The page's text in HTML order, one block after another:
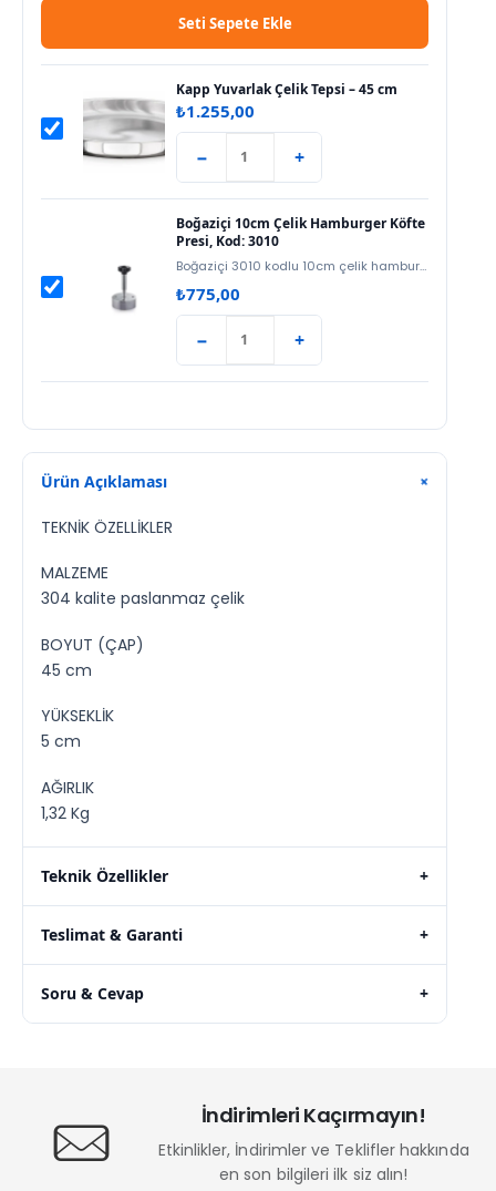
Seti Sepete Ekle
Kapp Yuvarlak Çelik Tepsi – 45 cm
₺1.255,00
− +
Boğaziçi 10cm Çelik Hamburger Köfte
Presi, Kod: 3010
Boğaziçi 3010 kodlu 10cm çelik hamburger köfte presi ile profesyonel köfteler hazırlayın.…
₺775,00
− +
Ürün Açıklaması +
TEKNİK ÖZELLİKLER
MALZEME
304 kalite paslanmaz çelik
BOYUT (ÇAP)
45 cm
YÜKSEKLİK
5 cm
AĞIRLIK
1,32 Kg
Teknik Özellikler +
Teslimat & Garanti +
Soru & Cevap +
İndirimleri Kaçırmayın!
Etkinlikler, İndirimler ve Teklifler hakkında
en son bilgileri ilk siz alın!